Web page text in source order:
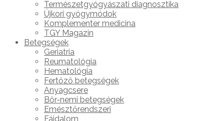
Természetgyógyászati diagnosztika
Újkori gyógymódok
Komplementer medicina
TGY Magazin
Betegségek
Geriatria
Reumatológia
Hematológia
Fertőző betegségek
Anyagcsere
Bőr-nemi betegségek
Emésztőrendszeri
Fájdalom